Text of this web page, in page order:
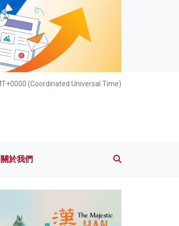
(Coordinated Universal Time)
關於我們
關於我們